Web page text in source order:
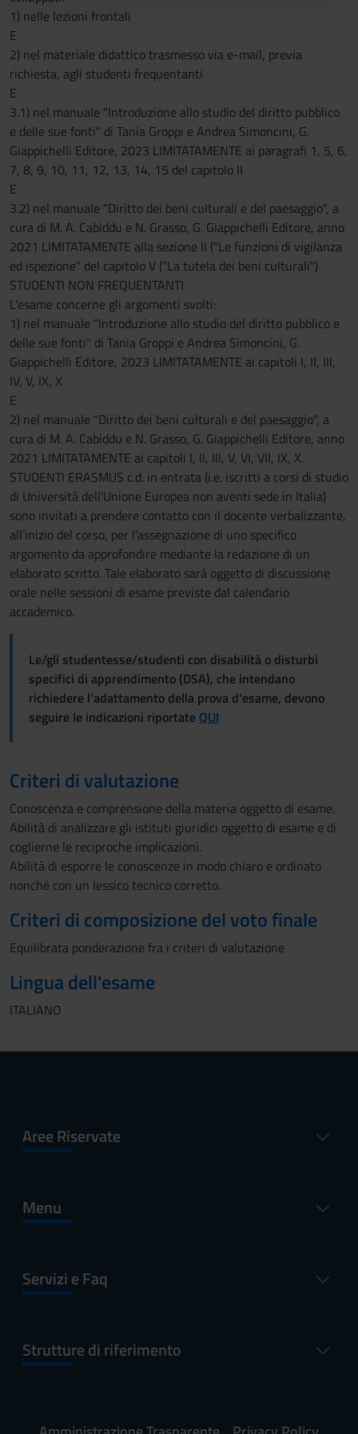
con altre informazioni che hai fornito loro o che hanno
1) nelle lezioni frontali
E
2) nel materiale didattico trasmesso via e-mail, previa
richiesta, agli studenti frequentanti
E
3.1) nel manuale "Introduzione allo studio del diritto pubblico
e delle sue fonti" di Tania Groppi e Andrea Simoncini, G.
Giappichelli Editore, 2023 LIMITATAMENTE ai paragrafi 1, 5, 6,
7, 8, 9, 10, 11, 12, 13, 14, 15 del capitolo II
E
3.2) nel manuale "Diritto dei beni culturali e del paesaggio", a
cura di M. A. Cabiddu e N. Grasso, G. Giappichelli Editore, anno
2021 LIMITATAMENTE alla sezione II ("Le funzioni di vigilanza
ed ispezione" del capitolo V ("La tutela dei beni culturali")
STUDENTI NON FREQUENTANTI
L'esame concerne gli argomenti svolti:
1) nel manuale "Introduzione allo studio del diritto pubblico e
delle sue fonti" di Tania Groppi e Andrea Simoncini, G.
Giappichelli Editore, 2023 LIMITATAMENTE ai capitoli I, II, III,
IV, V, IX, X
E
2) nel manuale "Diritto dei beni culturali e del paesaggio", a
cura di M. A. Cabiddu e N. Grasso, G. Giappichelli Editore, anno
2021 LIMITATAMENTE ai capitoli I, II, III, V, VI, VII, IX, X.
STUDENTI ERASMUS c.d. in entrata (i.e. iscritti a corsi di studio
di Università dell'Unione Europea non aventi sede in Italia)
sono invitati a prendere contatto con il docente verbalizzante,
all’inizio del corso, per l’assegnazione di uno specifico
argomento da approfondire mediante la redazione di un
elaborato scritto. Tale elaborato sarà oggetto di discussione
orale nelle sessioni di esame previste dal calendario
accademico.
Le/gli studentesse/studenti con disabilità o disturbi
specifici di apprendimento (DSA), che intendano
richiedere l'adattamento della prova d'esame, devono
seguire le indicazioni riportate QUI
Criteri di valutazione
Conoscenza e comprensione della materia oggetto di esame.
Abilità di analizzare gli istituti giuridici oggetto di esame e di
coglierne le reciproche implicazioni.
Abilità di esporre le conoscenze in modo chiaro e ordinato
nonché con un lessico tecnico corretto.
Criteri di composizione del voto finale
Equilibrata ponderazione fra i criteri di valutazione
Lingua dell'esame
ITALIANO
Aree Riservate
Menu
Servizi e Faq
Strutture di riferimento